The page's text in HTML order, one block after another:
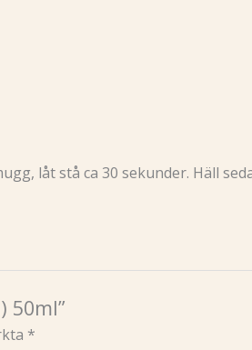
låt stå ca 30 sekunder. Häll
50ml”
*